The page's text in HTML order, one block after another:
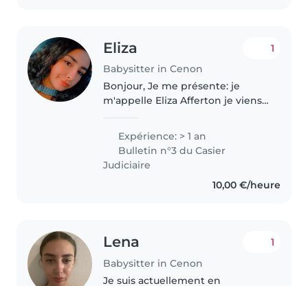
Eliza
Babysitter in Cenon
1
Bonjour, Je me présente: je
m'appelle Eliza Afferton je viens
Cuisine. Je me propose pour
garder vos enfants. J'ai déjà de
l'expériences. Je suis motivée,..
Expérience: > 1 an
Bulletin n°3 du Casier
Judiciaire
10,00 €/heure
Lena
Babysitter in Cenon
1
Je suis actuellement en